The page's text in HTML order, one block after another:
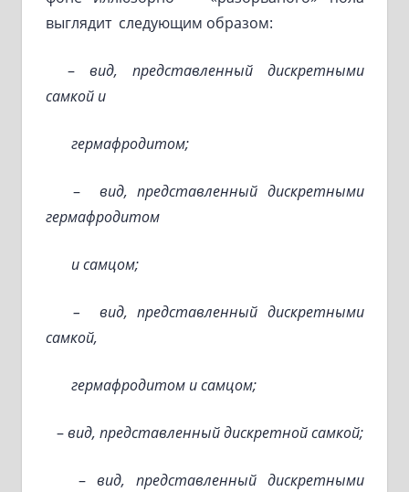
выглядит следующим образом:
–вид, представленный дискретными
самкой и
гермафродитом;
– вид, представленный дискретными
гермафродитом
и самцом;
– вид, представленный дискретными
самкой,
гермафродитом и самцом;
–вид, представленный дискретной самкой;
– вид, представленный дискретными